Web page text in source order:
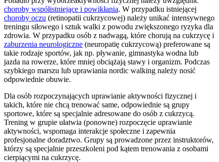
choroby współistniejące i powikłania. W przypadku istniejącej
choroby oczu (retinopatii cukrzycowej) należy unikać intensywnego
treningu siłowego i sztuk walki z powodu zwiększonego ryzyka dla
zdrowia. W przypadku osób z nadwagą, które chorują na cukrzycę i
zaburzenia neurologiczne (neuropatię cukrzycową) preferowane są
takie rodzaje sportów, jak np. pływanie, gimnastyka wodna lub
jazda na rowerze, które mniej obciążają stawy i organizm. Podczas
szybkiego marszu lub uprawiania nordic walking należy nosić
odpowiednie obuwie.
Dla osób rozpoczynających uprawianie aktywności fizycznej i
takich, które nie chcą trenować same, odpowiednie są grupy
sportowe, które są specjalnie adresowane do osób z cukrzycą.
Trening w grupie ułatwia (ponowne) rozpoczęcie uprawianie
aktywności, wspomaga interakcje społeczne i zapewnia
profesjonalne doradztwo. Grupy są prowadzone przez instruktorów,
którzy są specjalnie przeszkoleni pod kątem trenowania z osobami
cierpiącymi na cukrzycę.